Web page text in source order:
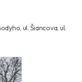
ul. Šiancova, ul.